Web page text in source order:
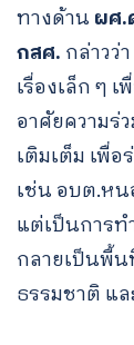
ทางด้าน ผศ.
กสศ. กล่าวว่
เรื่องเล็ก ๆ
อาศัยความร่
เติมเต็ม เพื่
เช่น อบต.ห
แต่เป็นการท
กลายเป็นพื้
ธรรมชาติ แ